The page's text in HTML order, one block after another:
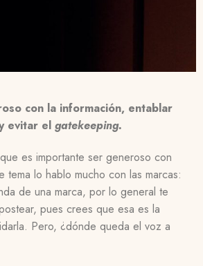
con la información, entablar
evitar el gatekeeping.
es importante ser generoso con
tema lo hablo mucho con las marcas:
de una marca, por lo general te
pues crees que esa es la
Pero, ¿dónde queda el voz a